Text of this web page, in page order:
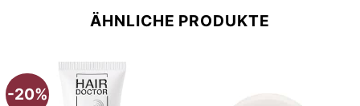
ÄHNLICHE PRODUKTE
-20%